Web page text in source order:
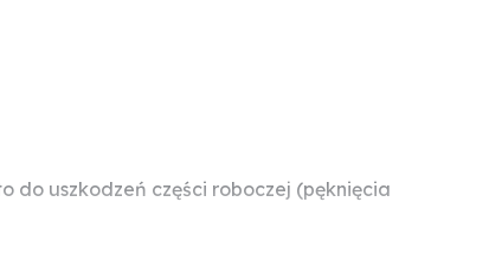
do uszkodzeń części roboczej (pęknięcia